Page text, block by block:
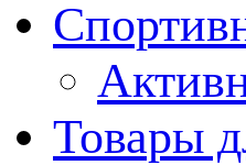
Товары